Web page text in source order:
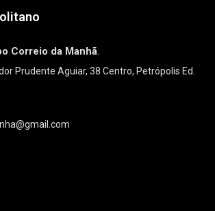
Correio da Manhã.
Prudente Aguiar, 38 Centro, Petrópolis Ed.